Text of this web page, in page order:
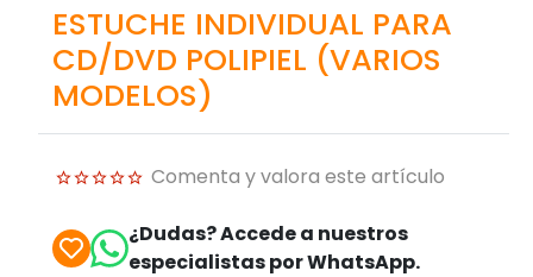
ESTUCHE INDIVIDUAL PARA
CD/DVD POLIPIEL (VARIOS
MODELOS)
Comenta y valora este artículo
¿Dudas? Accede a nuestros
especialistas por WhatsApp.